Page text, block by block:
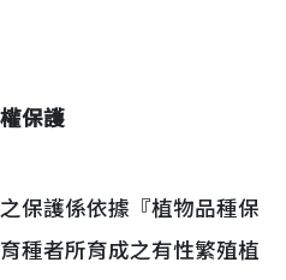
保護
護係依據『植物品種保
種者所育成之有性繁殖植